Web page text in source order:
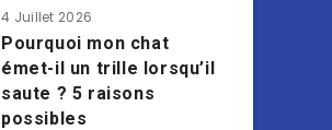
4 Juillet 2026
Pourquoi mon chat
émet-il un trille lorsqu’il
saute ? 5 raisons
possibles